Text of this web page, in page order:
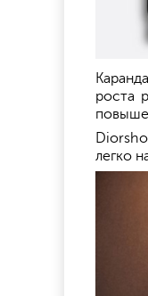
роста
легко